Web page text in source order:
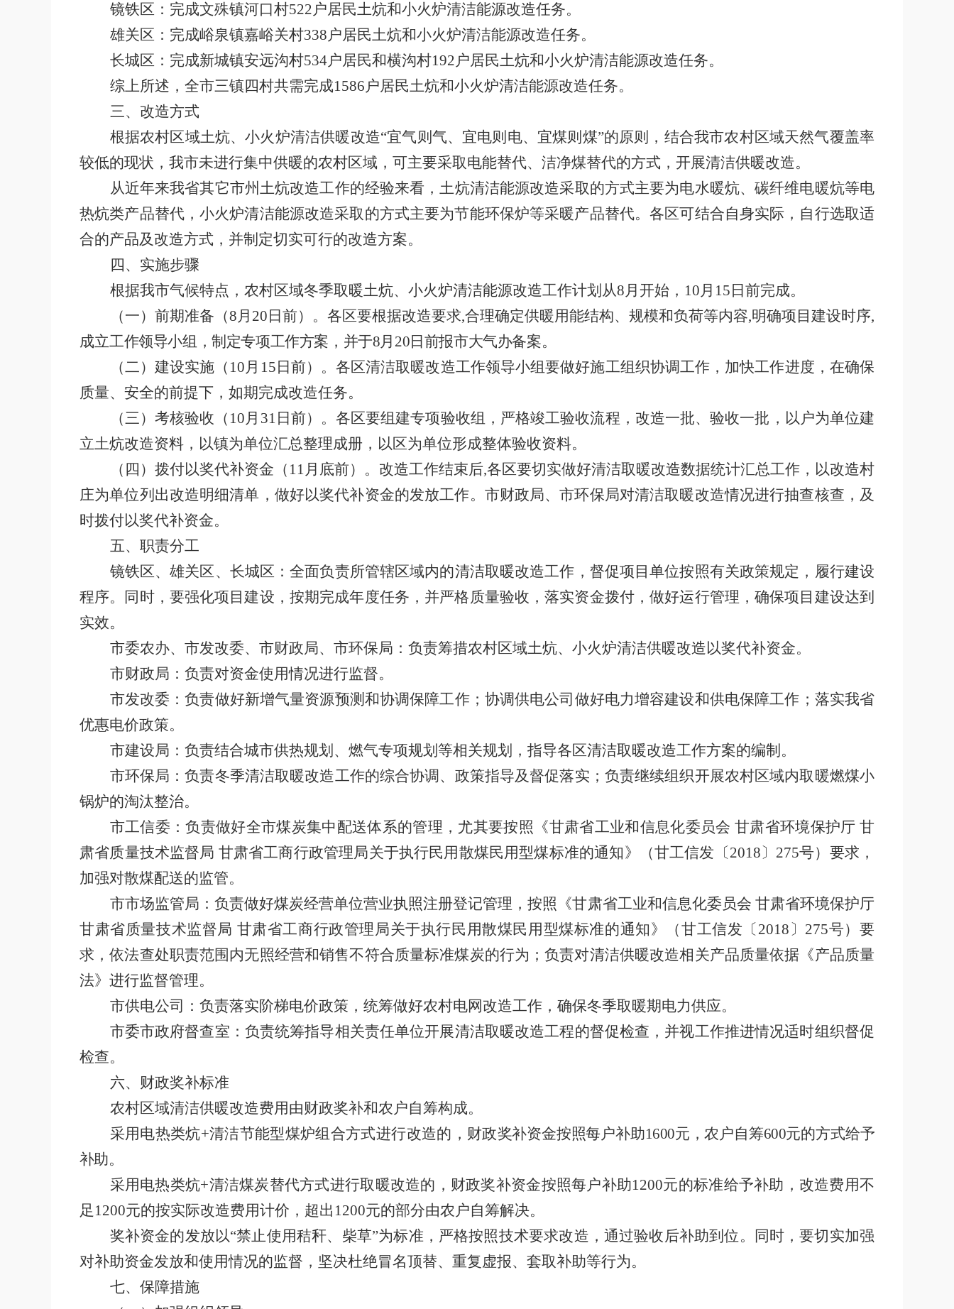
镜铁区：完成文殊镇河口村522户居民土炕和小火炉清洁能源改造任务。
雄关区：完成峪泉镇嘉峪关村338户居民土炕和小火炉清洁能源改造任务。
长城区：完成新城镇安远沟村534户居民和横沟村192户居民土炕和小火炉清洁能源改造任务。
综上所述，全市三镇四村共需完成1586户居民土炕和小火炉清洁能源改造任务。
三、 改造方式
根据农村区域土炕、小火炉清洁供暖改造“宜气则气、宜电则电、宜煤则煤”的原则，结合我市农村区域天然气覆盖率
较低的现状，我市未进行集中供暖的农村区域，可主要采取电能替代、洁净煤替代的方式，开展清洁供暖改造。
从近年来我省其它市州土炕改造工作的经验来看，土炕清洁能源改造采取的方式主要为电水暖炕、碳纤维电暖炕等电
热炕类产品替代，小火炉清洁能源改造采取的方式主要为节能环保炉等采暖产品替代。各区可结合自身实际，自行选取适
合的产品及改造方式，并制定切实可行的改造方案。
四、实施步骤
根据我市气候特点，农村区域冬季取暖土炕、小火炉清洁能源改造工作计划从8月开始， 10月 15 日前完成。
（一）前期准备（8月 20 日前）。 各区要根据改造要求,合理确定供暖用能结构、规模和负荷等内容,明确项目建设时序,
成立工作领导小组，制定专项工作方案，并于8月 20日 前报市大气办备案。
（二）建设实施（ 10月15日前）。 各区清洁取暖改造工作领导小组要做好施工组织协调工作 ， 加快工作进度 ， 在确保
质量、安全的前提下 ， 如期完成改造任务。
（三）考核验收（ 10月31日前）。 各区要组建专项验收组，严格竣工验收流程 ， 改造一批、验收一批 ， 以户为单位建
立土炕改造资料，以镇为单位汇总整理成册，以区为单位形成整体验收资料。
（四）拨付以奖代补资金（ 11月底前）。 改造工作结束后,各区要切实做好清洁取暖改造数据统计汇总工作，以改造村
庄为单位列出改造明细清单 ， 做好以奖代补资金的发放工作。市财政局、市环保局对清洁取暖改造情况进行抽查核查，及
时拨付以奖代补资金。
五、职责分工
镜铁区、雄关区、长城区：全面负责所管辖区域内的清洁取暖改造工作，督促项目单位按照有关政策规定，履行建设
程序。同时，要强化项目建设，按期完成年度任务，并严格质量验收，落实资金拨付，做好运行管理，确保项目建设达到
实效。
市委农办、市发改委、市财政局、市环保局：负责筹措农村区域土炕、小火炉清洁供暖改造以奖代补资金。
市财政局：负责对资金使用情况进行监督。
市发改委：负责做好新增气量资源预测和协调保障工作； 协调供电公司做好电力增容建设和供电保障工作 ； 落实我省
优惠电价政策。
市建设局：负责结合城市供热规划、燃气专项规划等相关规划 ， 指导各区清洁取暖改造工作方案的编制。
市环保局：负责冬季清洁取暖改造工作的综合协调、政策指导及督促落实；负责继续组织开展农村区域内取暖燃煤小
锅炉的淘汰整治。
市工信委：负责做好全市煤炭集中配送体系的管理，尤其要按照《甘肃省工业和信息化委员会 甘肃省环境保护厅 甘
肃省质量技术监督局 甘肃省工商行政管理局关于执行民用散煤民用型煤标准的通知》（甘工信发〔2018〕 275号）要求，
加强对散煤配送的监管。
市市场监管局：负责做好煤炭经营单位营业执照注册登记管理 ，按照《甘肃省工业和信息化委员会 甘肃省环境保护厅
甘肃省质量技术监督局 甘肃省工商行政管理局关于执行民用散煤民用型煤标准的通知》（甘工信发〔 2018 〕 275号）要
求，依法查处职责范围内无照经营和销售不符合质量标准煤炭的行为；负责对清洁供暖改造相关产品质量依据《产品质量
法》进行监督管理。
市供电公司：负责落实阶梯电价政策，统筹做好农村电网改造工作，确保冬季取暖期电力供应。
市委市政府督查室：负责统筹指导相关责任单位开展清洁取暖改造工程的督促检查，并视工作推进情况适时组织督促
检查。
六、财政奖补标准
农村区域清洁供暖改造费用由财政奖补和农户自筹构成。
采用电热类炕+清洁节能型煤炉组合方式进行改造的，财政奖补资金按照每户补助1600元，农户自筹600元的方式给予
补助。
采用电热类炕+清洁煤炭替代方式进行取暖改造的，财政奖补资金按照每户补助1200元的标准给予补助，改造费用不
足 1200元的按实际改造费用计价，超出 1200元的部分由农户自筹解决。
奖补资金的发放以“禁止使用秸秆、柴草”为标准，严格按照技术要求改造，通过验收后补助到位。同时，要切实加强
对补助资金发放和使用情况的监督，坚决杜绝冒名顶替、重复虚报、套取补助等行为。
七、保障措施